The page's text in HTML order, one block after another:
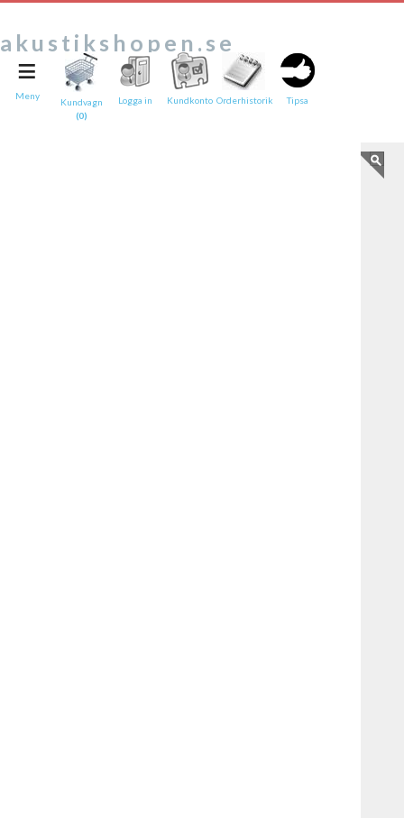
akustikshopen.se
≡
Meny
Kundvagn
(0)
Logga in Kundkonto Orderhistorik Tipsa
Tipsa en vän:
e-post*